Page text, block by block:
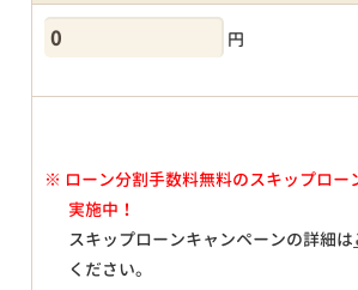
円
※ ローン分割手数料無料のスキップロー
実施中！
スキップローンキャンペーンの詳細は
ください。